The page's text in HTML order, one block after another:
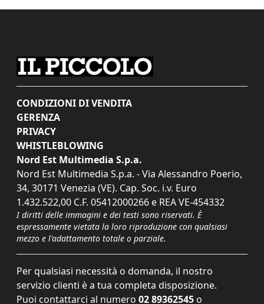
CONDIZIONI DI VENDITA
GERENZA
PRIVACY
WHISTLEBLOWING
Nord Est Multimedia S.p.a.
Nord Est Multimedia S.p.a. - Via Alessandro Poerio,
34, 30171 Venezia (VE). Cap. Soc. i.v. Euro
1.432.522,00 C.F. 05412000266 e REA VE-454332
I diritti delle immagini e dei testi sono riservati. È
espressamente vietata la loro riproduzione con qualsiasi
mezzo e l'adattamento totale o parziale.
Per qualsiasi necessità o domanda, il nostro
servizio clienti è a tua completa disposizione.
Puoi contattarci al numero 02 89362545 o